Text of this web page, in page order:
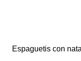
Espaguetis con